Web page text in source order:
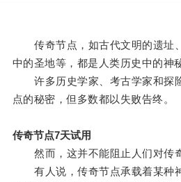
传奇节点，如古代文明的遗址
中的圣地等，都是人类历史中的神
许多历史学家、考古学家和探
点的秘密，但多数都以失败告终。
传奇节点7天试用
然而，这并不能阻止人们对传奇
有人说，传奇节点承载着某种